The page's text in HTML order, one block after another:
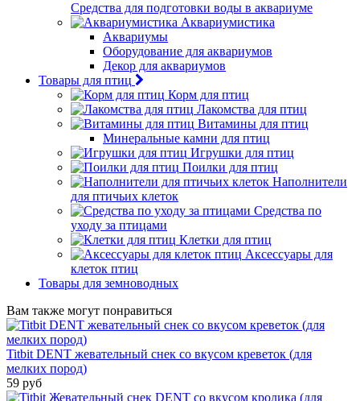
Средства для подготовки воды в аквариуме
Аквариумистика
Аквариумы
Оборудование для аквариумов
Декор для аквариумов
Товары для птиц
Корм для птиц
Лакомства для птиц
Витамины для птиц
Минеральные камни для птиц
Игрушки для птиц
Поилки для птиц
Наполнители
для птичьих клеток
Средства по
уходу за птицами
Клетки для птиц
Аксессуары для
клеток птиц
Товары для земноводных
Вам также могут понравиться
Titbit DENT жевательный снек со вкусом креветок (для
мелких пород)
59 руб